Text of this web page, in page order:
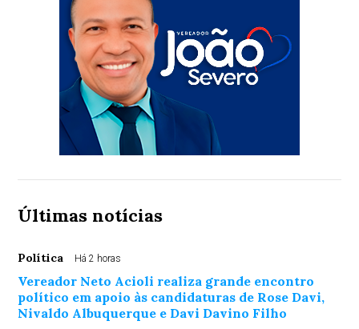
Últimas notícias
Política Há 2 horas
Vereador Neto Acioli realiza grande encontro
político em apoio às candidaturas de Rose Davi,
Nivaldo Albuquerque e Davi Davino Filho